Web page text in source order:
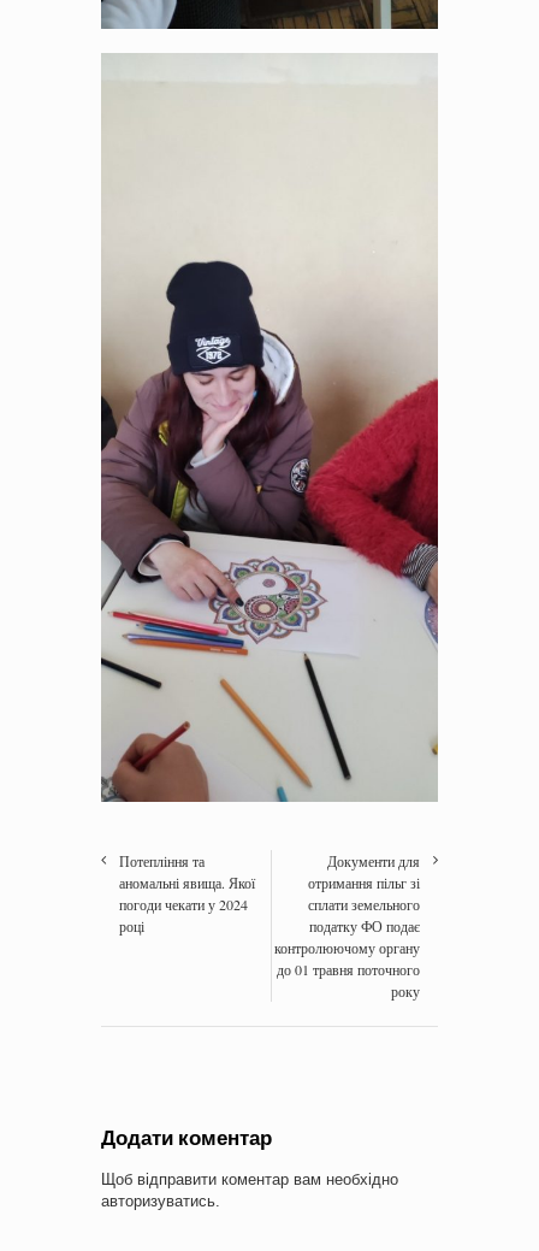
Потепління та
аномальні явища. Якої
погоди чекати у 2024
році
Документи для
отримання пільг зі
сплати земельного
податку ФО подає
контролюючому органу
до 01 травня поточного
року
Додати коментар
Щоб відправити коментар вам необхідно
авторизуватись